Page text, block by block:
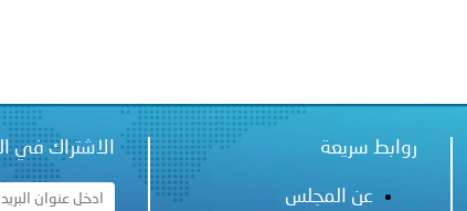
روابط سريعة
عن المجلس
الاشتراك في